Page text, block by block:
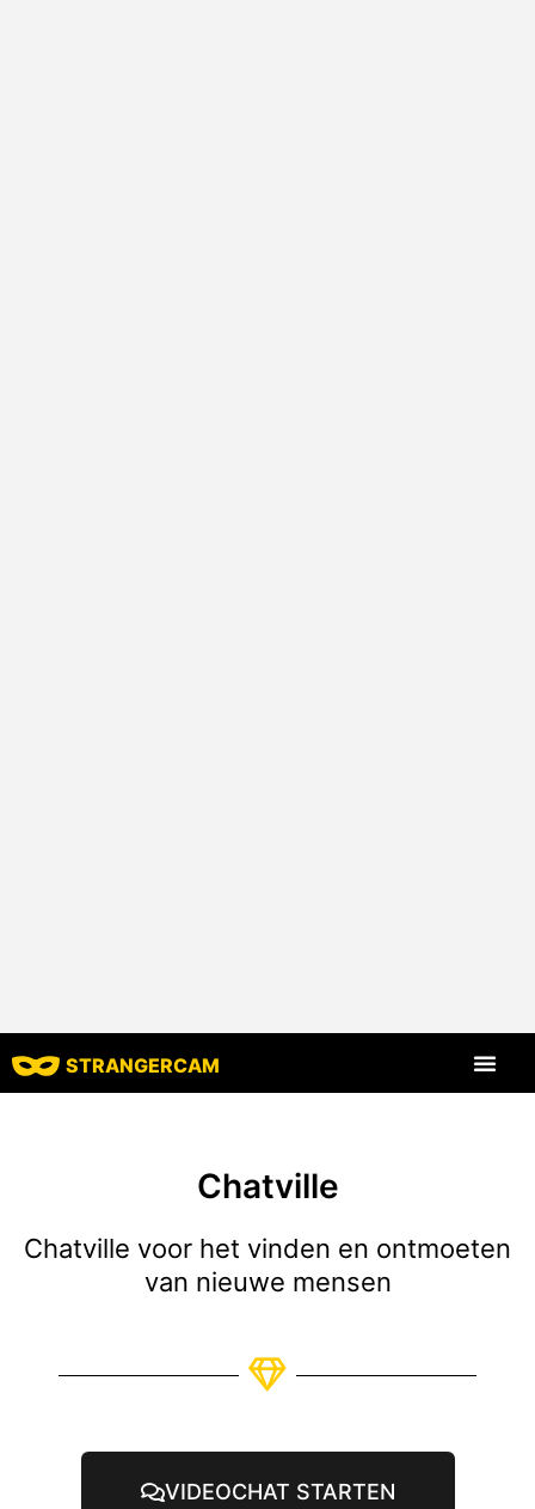
STRANGERCAM
Chatville
Chatville voor het vinden en ontmoeten
van nieuwe mensen
VIDEOCHAT STARTEN